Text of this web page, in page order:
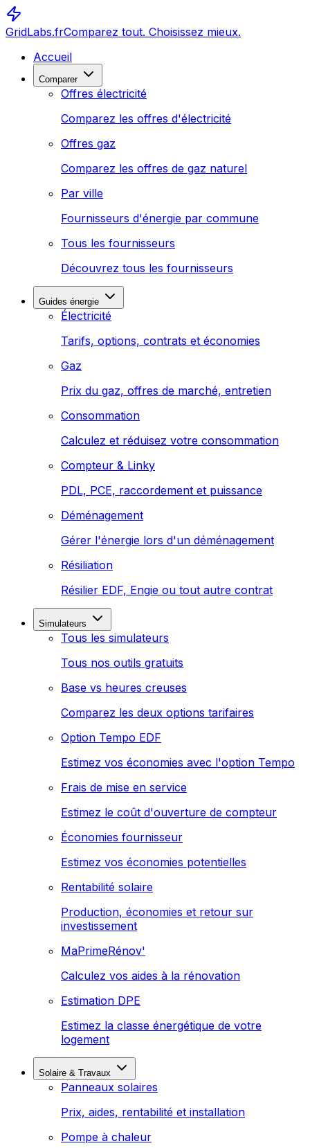
GridLabs.frComparez tout. Choisissez mieux.
Accueil
Comparer
Offres électricité
Comparez les offres d'électricité
Offres gaz
Comparez les offres de gaz naturel
Par ville
Fournisseurs d'énergie par commune
Tous les fournisseurs
Découvrez tous les fournisseurs
Guides énergie
Électricité
Tarifs, options, contrats et économies
Gaz
Prix du gaz, offres de marché, entretien
Consommation
Calculez et réduisez votre consommation
Compteur & Linky
PDL, PCE, raccordement et puissance
Déménagement
Gérer l'énergie lors d'un déménagement
Résiliation
Résilier EDF, Engie ou tout autre contrat
Simulateurs
Tous les simulateurs
Tous nos outils gratuits
Base vs heures creuses
Comparez les deux options tarifaires
Option Tempo EDF
Estimez vos économies avec l'option Tempo
Frais de mise en service
Estimez le coût d'ouverture de compteur
Économies fournisseur
Estimez vos économies potentielles
Rentabilité solaire
Production, économies et retour sur
investissement
MaPrimeRénov'
Calculez vos aides à la rénovation
Estimation DPE
Estimez la classe énergétique de votre
logement
Solaire & Travaux
Panneaux solaires
Prix, aides, rentabilité et installation
Pompe à chaleur